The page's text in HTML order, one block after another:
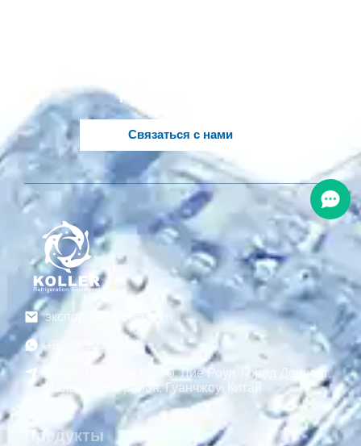
распоряжении..
Связаться с нами
экспорт@gzkoller.com
+86 181 2236 8318
Улица Циньлун № 120, Лие Роуд, Город Дончонг,
Наньшаский район, Гуанчжоу, Китай
Продукты